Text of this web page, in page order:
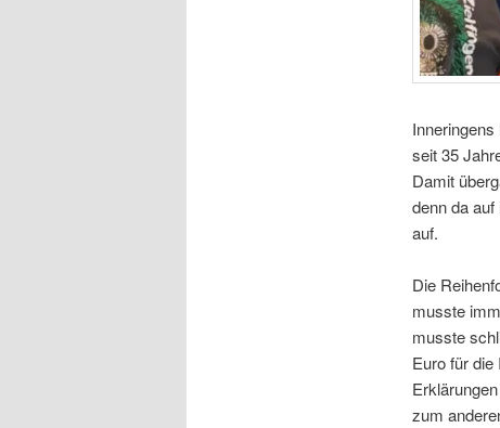
seit 35
Damit
denn da
auf.
Die
musste
musste
Euro für
zum